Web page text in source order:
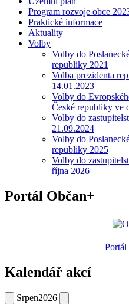
Program rozvoje obce
Praktické informace
Aktuality
Volby
Volby do
republiky 2021
Volba prezidenta
14.01.2023
Volby do
České republiky ve
Volby do
21.09.2024
Volby do
republiky 2025
Volby do
října 2026
Portál Občan+
Portál
Kalendář akcí
Srpen2026